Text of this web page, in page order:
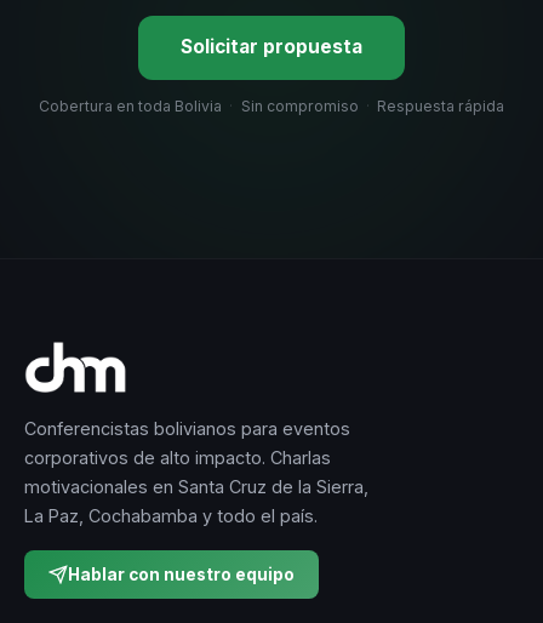
Solicitar propuesta
Cobertura en toda Bolivia · Sin compromiso · Respuesta rápida
Conferencistas bolivianos para eventos
corporativos de alto impacto. Charlas
motivacionales en Santa Cruz de la Sierra,
La Paz, Cochabamba y todo el país.
Hablar con nuestro equipo